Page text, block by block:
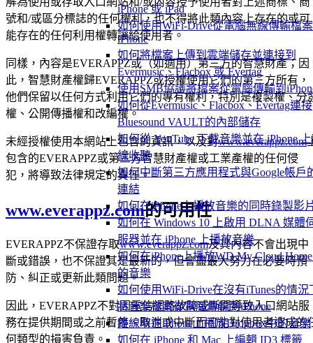
iPhone 或 iPad
如何使用WiFi-Drive從電腦無線傳輸檔
iPhone
如何將檔案上傳到雲端儲存並連接到
Evermusic、Flacbox 或 Evertag
使用SMB協議將檔案從電腦傳輸到
如何從Evermusic、Flacbox、Evertag連接
Bluesound VAULT的內部儲存
如何從 YouTube 下載音樂並在 iPhone
線收聽
如何中斷第三方應用程式與Google帳戶
連結
如何在iPhone上播放音樂的同時錄製影
如何在 Windows 10 上啟用 DLNA 媒體
服器並在 iPhone 上播放音樂
如何在iPhone上播放WD My Cloud
的音樂
如何使用WiFi-Drive在沒有iTunes的情況
將音樂檔案從電腦傳輸到iPhone
離線時在iPhone上播放Dropbox中的音樂
如何在 iPhone 和 Mac 上編輯 ID3 標籤
號和/或區分標誌的任何權利，也不得將此類內容上存在的或可
能存在的任何利用權轉讓給使用者。
同樣，內容是EVERAPPZ或（如適用）第三方的智慧財產；因
此，智慧財產權歸EVERAPPZ或授權使用它們的第三方所有，
他們保留以任何方式利用它們的專有權利，特別是複製權、分
權、公開傳播權和改編權。
未經授權使用本網站上包含的資訊，以及對www.everappz.com
包含的EVERAPPZ或第三方智慧財產權或工業產權的任何侵
犯，將導致法律規定的責任。
www.everappz.com的可用性
EVERAPPZ不保證存取www.everappz.com及其內容不會出現中
斷或錯誤，也不保證其是最新的，但會盡最大努力在必要時預
防、糾正或更新此類問題。
因此，EVERAPPZ不對因電信網路故障或斷開導致入口網站服
務在提供期間或之前暫停、取消或中斷而可能對使用者造成的
何類型的損害負責。